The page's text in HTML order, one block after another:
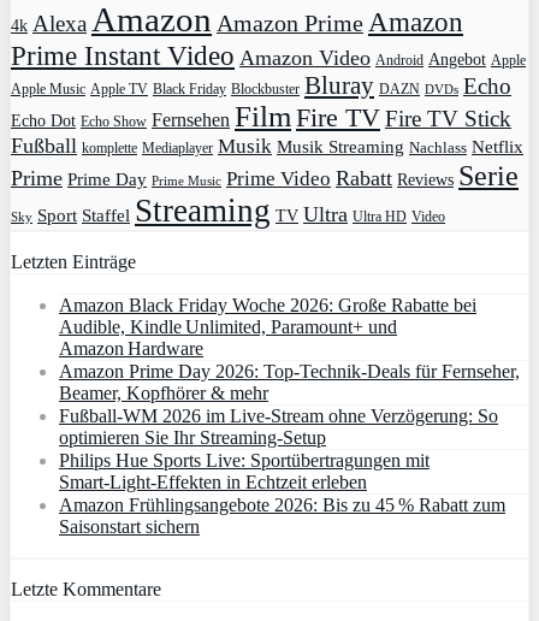
4k AlexaAmazon Amazon PrimeAmazon
Prime Instant Video Amazon Video Android Angebot Apple
Apple Music Apple TV Black Friday Blockbuster Bluray DAZN DVDs Echo
Echo Dot Echo Show Fernsehen FilmFire TVFire TV Stick
Fußball komplette Mediaplayer Musik Musik Streaming Nachlass Netflix
Prime Prime Day Prime Music Prime Video Rabatt Reviews Serie
Sky Sport Staffel Streaming TV Ultra Ultra HD Video
Letzten Einträge
Amazon Black Friday Woche 2026: Große Rabatte bei
Audible, Kindle Unlimited, Paramount+ und
Amazon Hardware
Amazon Prime Day 2026: Top-Technik-Deals für Fernseher,
Beamer, Kopfhörer & mehr
Fußball-WM 2026 im Live-Stream ohne Verzögerung: So
optimieren Sie Ihr Streaming-Setup
Philips Hue Sports Live: Sportübertragungen mit
Smart‑Light‑Effekten in Echtzeit erleben
Amazon Frühlingsangebote 2026: Bis zu 45 % Rabatt zum
Saisonstart sichern
Letzte Kommentare